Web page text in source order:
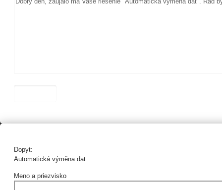
Dopyt:
Automatická výměna dat
Meno a priezvisko